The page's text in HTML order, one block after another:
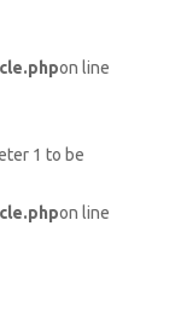
on line
1 to be
on line